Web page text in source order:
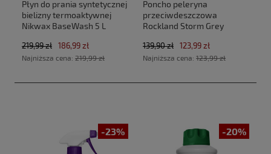
Płyn do prania syntetycznej
bielizny termoaktywnej
Nikwax BaseWash 5 L
219,99 zł 186,99 zł
Najniższa cena: 219,99 zł
Poncho peleryna
przeciwdeszczowa
Rockland Storm Grey
139,90 zł 123,99 zł
Najniższa cena: 123,99 zł
-23% -20%